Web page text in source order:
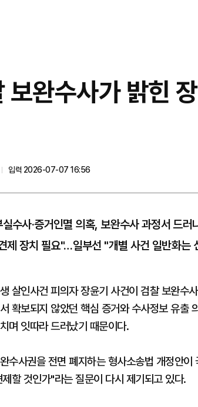
보완수사가 밝힌
입력 2026-07-07 16:56
수사·증거인멸 의혹, 보완수사 과정서 드러
제 장치 필요"…일부선 "개별 사건 일반화는
살인사건 피의자 장윤기 사건이 검찰 보완수
확보되지 않았던 핵심 증거와 수사정보 유출
며 잇따라 드러났기 때문이다.
수사권을 전면 폐지하는 형사소송법 개정안
할 것인가"라는 질문이 다시 제기되고 있다.